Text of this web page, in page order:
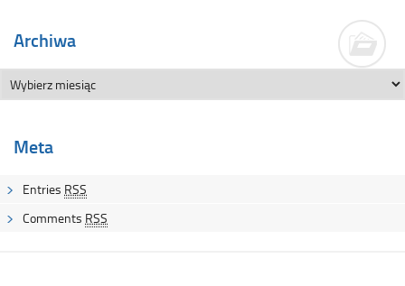
Archiwa
Meta
Entries RSS
Comments RSS